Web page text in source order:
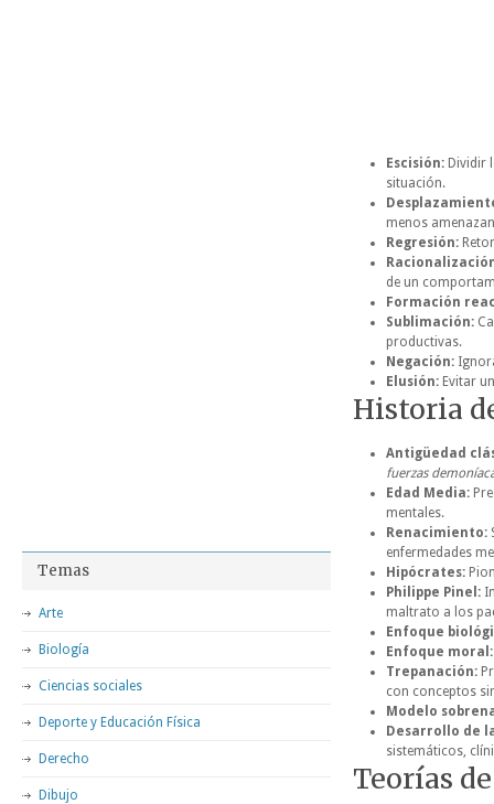
Escisión: Dividir
situación.
menos
Regresión:
de un
Formación
Sublimación:
productivas.
Negación:
Elusión: Evitar
Historia
Antigüedad
fuerzas
Edad Media:
mentales.
Renacimiento:
enfermedades
Hipócrates:
Philippe Pinel:
maltrato a los
Enfoque
Enfoque moral:
Trepanación:
con conceptos
Modelo
Desarrollo de
sistemáticos,
Teorías
Temas
Arte
Biología
Ciencias sociales
Deporte y Educación Física
Derecho
Dibujo